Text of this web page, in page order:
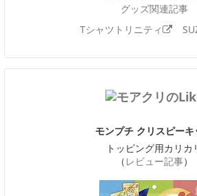
グッズ関連記事
Tシャツトリニティ
モンプチ クリスピーキ
トッピング用カリカ
（ レビュー記事）